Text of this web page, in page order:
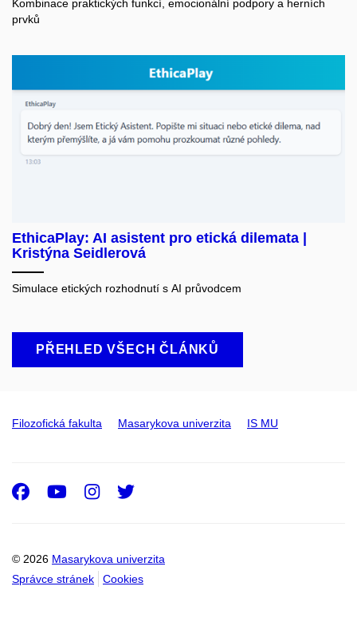
Kombinace praktických funkcí, emocionální podpory a herních
prvků
EthicaPlay: AI asistent pro etická dilemata |
Kristýna Seidlerová
Simulace etických rozhodnutí s AI průvodcem
PŘEHLED VŠECH ČLÁNKŮ
Filozofická fakulta Masarykova univerzita IS MU
© 2026 Masarykova univerzita
Správce stránek
Cookies
Facebook
Youtube
Instagram
Twitter